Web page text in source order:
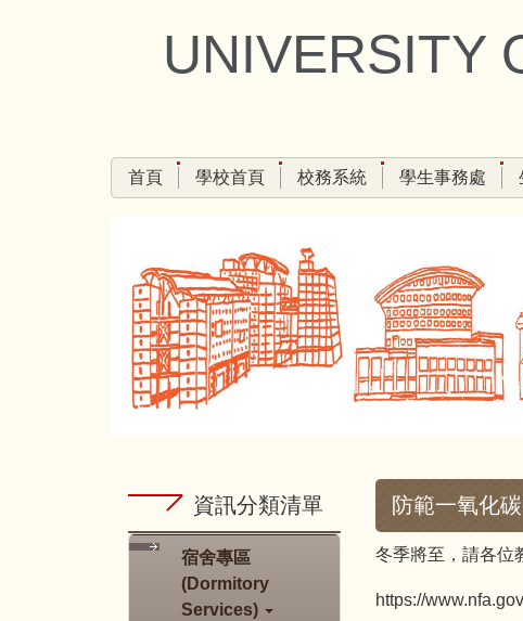
UNIVERSITY
首頁 學校首頁 校務系統 學生事務處
資訊分類清單
宿舍專區
(Dormitory
Services)
防範一氧化
冬季將至，請各位
https://